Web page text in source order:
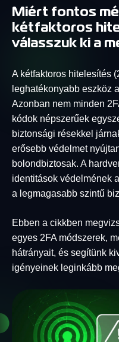
Miért fontos
kétfaktoros
válasszuk ki a
A kétfaktoros hitelesítés
leghatékonyabb eszköz
Azonban nem minden
kódok népszerűek
biztonsági résekkel
erősebb védelmet
bolondbiztosak. A
identitások védelmének
a legmagasabb szintű
Ebben a cikkben
egyes 2FA módszerek,
hátrányait, és segítünk
igényeinek leginkább